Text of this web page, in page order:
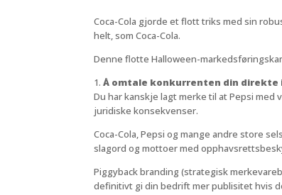
Coca-Cola gjorde et flott triks med sin
helt, som Coca-Cola.
Denne flotte Halloween-
1. Å omtale konkurrenten din
Du har kanskje lagt merke til at Pepsi
juridiske konsekvenser.
Coca-Cola, Pepsi og mange andre store
slagord og mottoer med
Piggyback branding (strategisk
definitivt gi din bedrift mer publisitet hvis